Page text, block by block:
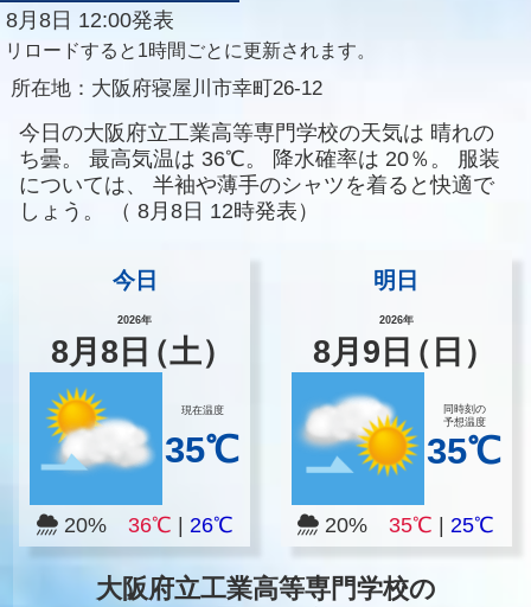
8月8日 12:00発表
リロードすると1時間ごとに更新されます。
所在地： 大阪府寝屋川市幸町26-12
今日の大阪府立工業高等専門学校の天気は 晴れの
ち曇。
最高気温は 36℃。 降水確率は 20％。
服装
については、
半袖や薄手のシャツを着ると快適で
しょう。
（ 8月8日 12時発表）
今日
2026年
8月8 日（土）
現在温度
35℃
20% 36℃ 26℃
明日
2026年
8月 9 日（日）
同時刻の
予想温度
35℃
20%35℃ |25℃
大阪府立工業高等専門学校の